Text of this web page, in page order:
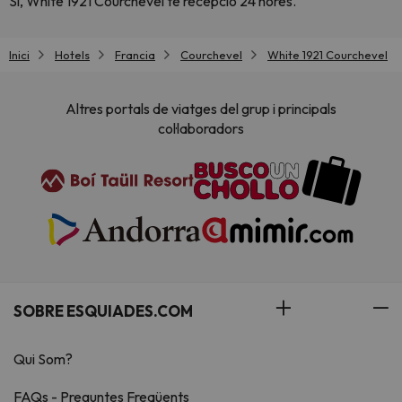
Inici Hotels Francia Courchevel White 1921 Courchevel
Altres portals de viatges del grup i principals
col·laboradors
SOBRE ESQUIADES.COM
Qui Som?
FAQs - Preguntes Freqüents